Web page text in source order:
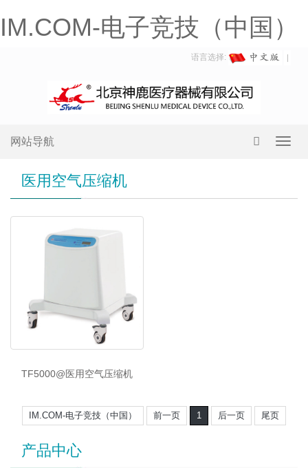
IM.COM-电子竞技（中国）
语言选择:
网站导航
医用空气压缩机
TF5000@医用空气压缩机
IM.COM-电子竞技（中国） 前一页 1 后一页 尾页
产品中心